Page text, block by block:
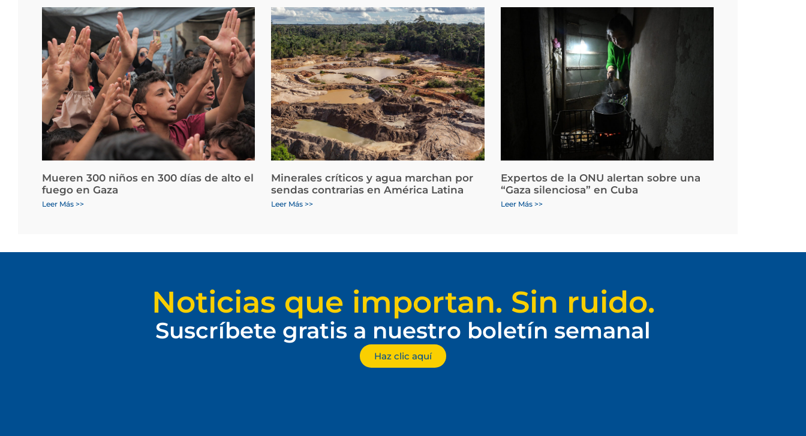
Mueren 300 niños en 300 días de alto el
fuego en Gaza
Leer Más >>
Minerales críticos y agua marchan por
sendas contrarias en América Latina
Leer Más >>
Expertos de la ONU alertan sobre una
“Gaza silenciosa” en Cuba
Leer Más >>
Noticias que importan. Sin ruido.
Suscríbete gratis a nuestro boletín semanal
Haz clic aquí